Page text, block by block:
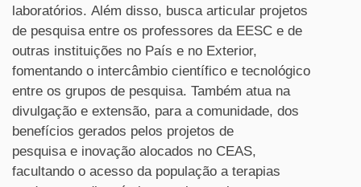
laboratórios. Além disso, busca articular projetos
de pesquisa entre os professores da EESC e de
outras instituições no País e no Exterior,
fomentando o intercâmbio científico e tecnológico
entre os grupos de pesquisa. Também atua na
divulgação e extensão, para a comunidade, dos
benefícios gerados pelos projetos de
pesquisa e inovação alocados no CEAS,
facultando o acesso da população a terapias